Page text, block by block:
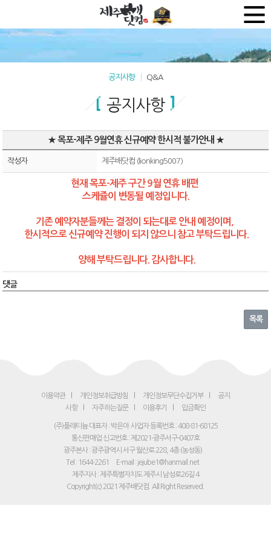
공지사항 Q&A
공지사항
★ 목포-제주 9월연휴 신규예약 한시적 불가안내 ★
작성자 제주배닷컴 (lionking5007)
현재 목포-제주 구간 9월 연휴 배편
스케쥴이 변동될 예정입니다.
기존 예약자분들께는 결정이 되는대로 안내 예정이며,
한시적으로 신규예약 진행이 되지 않으니 참고 부탁드립니다.
양해 부탁드립니다. 감사합니다.
댓글
목록
이용약관 개인정보취급방침 개인정보무단수집거부
공지
사항
자주하는질문 이용후기 입금확인
(주)플래티늄 대표자 : 박은아 사업자 등록번호 : 408-81-68125
통신판매업 신고번호 : 제2021-광주서구-0407호
광주본사 : 광주광역시 서구 월산로 228, 4층 (농성동)
Tel : 1644-2261
E-mail : jejube1@hanmail.net
제주지사 : 제주특별자치도 제주시 남성로26길 4
Copyright(c) 2021 제주배닷컴. All Right Reserved.